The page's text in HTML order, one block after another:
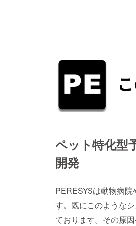
ペット特化型
開発
PERESYSは動物病
す。既にこのような
ております。その原